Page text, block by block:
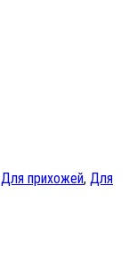
Для прихожей, Для